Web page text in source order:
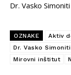
Dr. Vasko Simoniti
OZNAKE
Aktiv
Dr. Vasko Simoniti
Mirovni inštitut